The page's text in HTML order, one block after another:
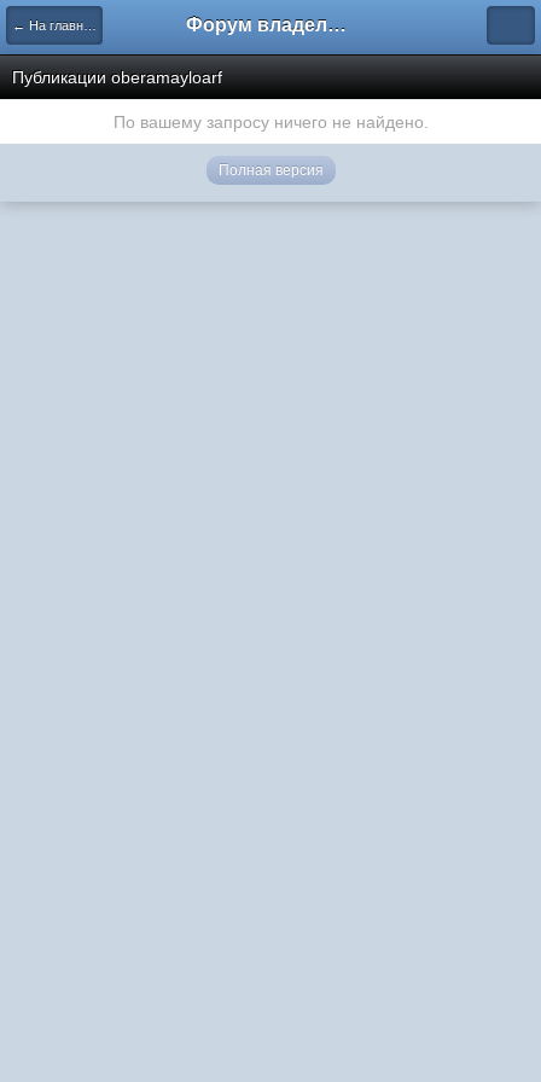
← На главную Форум владельцев интернет-магазинов
Публикации oberamayloarf
По вашему запросу ничего не найдено.
Полная версия